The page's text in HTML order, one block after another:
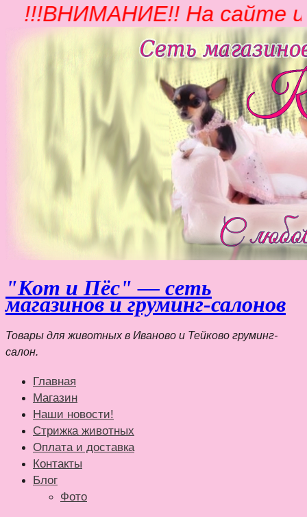
!!!ВНИМАНИЕ!! На сайте
"Кот и Пёс" — сеть
магазинов и груминг-салонов
Товары для животных в Иваново и Тейково груминг-
салон.
Главная
Магазин
Наши новости!
Стрижка животных
Оплата и доставка
Контакты
Блог
Фото